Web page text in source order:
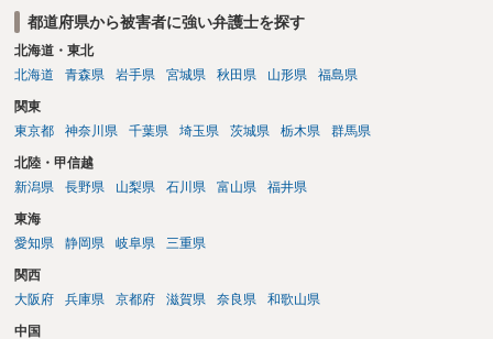
都道府県から被害者に強い弁護士を探す
北海道・東北
北海道
青森県 岩手県 宮城県 秋田県 山形県 福島県
関東
東京都
神奈川県 千葉県 埼玉県 茨城県 栃木県 群馬県
北陸・甲信越
新潟県
長野県 山梨県 石川県 富山県 福井県
東海
愛知県
静岡県 岐阜県 三重県
関西
大阪府
兵庫県 京都府 滋賀県 奈良県 和歌山県
中国